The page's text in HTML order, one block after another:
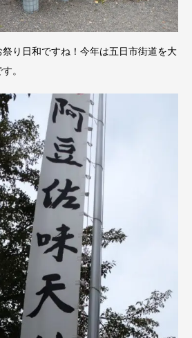
り日和ですね！今年は五日市街道を大
。